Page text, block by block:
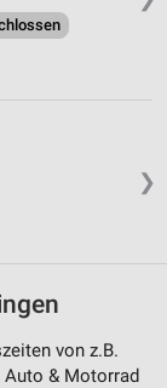
❯
von z.B.
Auto & Motorrad